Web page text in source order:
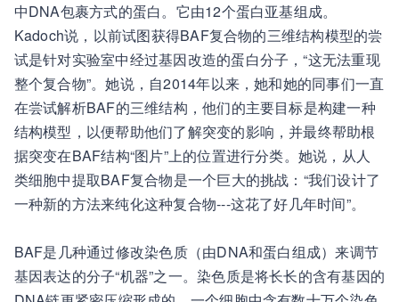
中DNA包裹方式的蛋白。它由12个蛋白亚基组成。
Kadoch说，以前试图获得BAF复合物的三维结构模型的尝
试是针对实验室中经过基因改造的蛋白分子，“这无法重现
整个复合物”。她说，自2014年以来，她和她的同事们一直
在尝试解析BAF的三维结构，他们的主要目标是构建一种
结构模型，以便帮助他们了解突变的影响，并最终帮助根
据突变在BAF结构“图片”上的位置进行分类。她说，从人
类细胞中提取BAF复合物是一个巨大的挑战：“我们设计了
一种新的方法来纯化这种复合物---这花了好几年时间”。
BAF是几种通过修改染色质（由DNA和蛋白组成）来调节
基因表达的分子“机器”之一。染色质是将长长的含有基因的